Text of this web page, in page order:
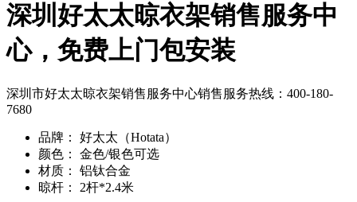
深圳好太太晾衣架销售服务中
心，免费上门包安装
深圳市好太太晾衣架销售服务中心销售服务热线：400-180-
7680
品牌：
好太太（Hotata）
颜色：
金色/银色可选
材质：
铝钛合金
晾杆：
2杆*2.4米